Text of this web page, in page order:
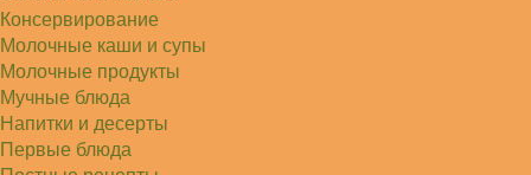
Консервирование
Молочные каши и супы
Молочные продукты
Мучные блюда
Напитки и десерты
Первые блюда